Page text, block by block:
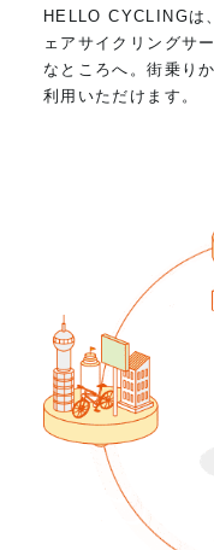
HELLO CYCLINGは
ェアサイクリングサ
なところへ。街乗り
利用いただけます。